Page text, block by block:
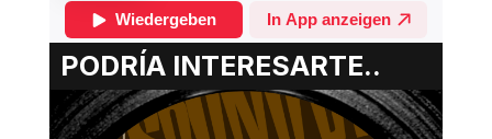
PODRÍA INTERESARTE..